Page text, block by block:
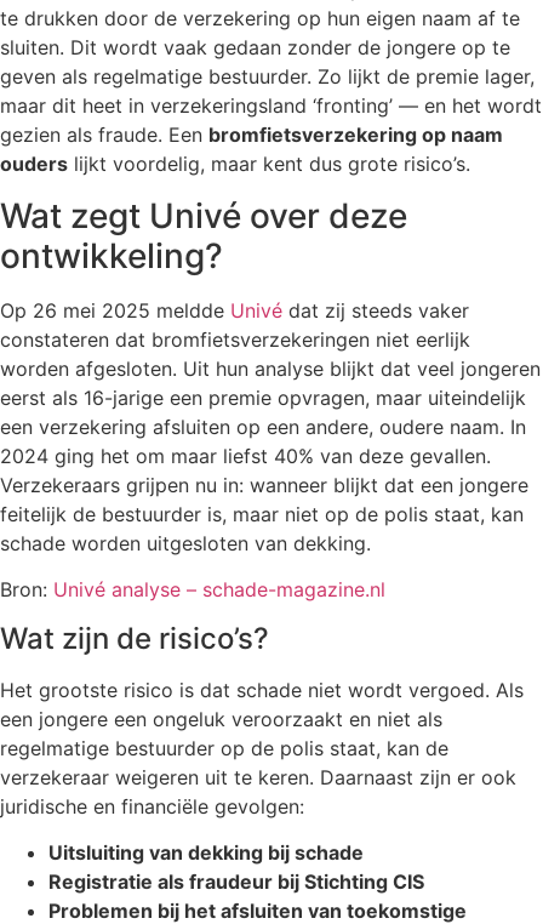
te drukken door de verzekering op hun eigen naam af te
sluiten. Dit wordt vaak gedaan zonder de jongere op te
geven als regelmatige bestuurder. Zo lijkt de premie lager,
maar dit heet in verzekeringsland ‘fronting’ — en het wordt
gezien als fraude. Een bromfietsverzekering op naam
ouders lijkt voordelig, maar kent dus grote risico’s.
Wat zegt Univé over deze
ontwikkeling?
Op 26 mei 2025 meldde Univé dat zij steeds vaker
constateren dat bromfietsverzekeringen niet eerlijk
worden afgesloten. Uit hun analyse blijkt dat veel jongeren
eerst als 16-jarige een premie opvragen, maar uiteindelijk
een verzekering afsluiten op een andere, oudere naam. In
2024 ging het om maar liefst 40% van deze gevallen.
Verzekeraars grijpen nu in: wanneer blijkt dat een jongere
feitelijk de bestuurder is, maar niet op de polis staat, kan
schade worden uitgesloten van dekking.
Bron: Univé analyse – schade-magazine.nl
Wat zijn de risico’s?
Het grootste risico is dat schade niet wordt vergoed. Als
een jongere een ongeluk veroorzaakt en niet als
regelmatige bestuurder op de polis staat, kan de
verzekeraar weigeren uit te keren. Daarnaast zijn er ook
juridische en financiële gevolgen:
Uitsluiting van dekking bij schade
Registratie als fraudeur bij Stichting CIS
Problemen bij het afsluiten van toekomstige